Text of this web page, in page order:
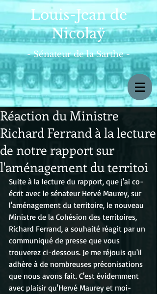
Louis-Jean de
Nicolaÿ
- Sénateur de la Sarthe -
Réaction du Ministre
Richard Ferrand à la lecture
de notre rapport sur
l'aménagement du territoi
Suite à la lecture du rapport, que j'ai co-
écrit avec le sénateur Hervé Maurey, sur
l'aménagement du territoire, le nouveau
Ministre de la Cohésion des territoires,
Richard Ferrand, a souhaité réagit par un
communiqué de presse que vous
trouverez ci-dessous. Je me réjouis qu'il
adhère à de nombreuses préconisations
que nous avons fait. C'est évidemment
avec plaisir qu'Hervé Maurey et moi-